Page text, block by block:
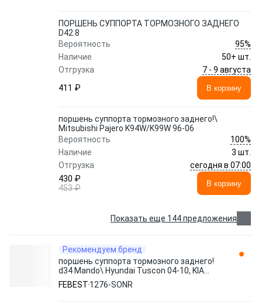
ПОРШЕНЬ СУППОРТА ТОРМОЗНОГО ЗАДНЕГО
D42.8
Вероятность
95%
Наличие
50+ шт.
Отгрузка
7 - 9 августа
411 ₽
В корзину
поршень суппорта тормозного заднего!\
Mitsubishi Pajero K94W/K99W 96-06
Вероятность
100%
Наличие
3 шт.
Отгрузка
сегодня в 07:00
430 ₽
453 ₽
В корзину
Показать еще 144 предложения
Рекомендуем бренд
поршень суппорта тормозного заднего!
d34 Mando\ Hyundai Tuscon 04-10, KIA
Sportage 08-10 1276-SONR FEBEST
FEBEST 1276-SONR